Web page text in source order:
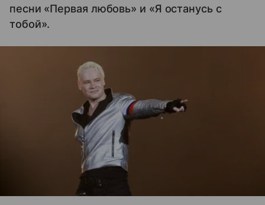
песни «Первая любовь» и «Я останусь с
тобой».